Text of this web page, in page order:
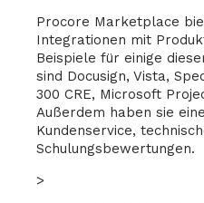
Procore Marketplace
Integrationen mit
Beispiele für einige
sind Docusign, Vista,
300 CRE, Microsoft
Außerdem haben sie
Kundenservice,
Schulungsbewertungen.
>